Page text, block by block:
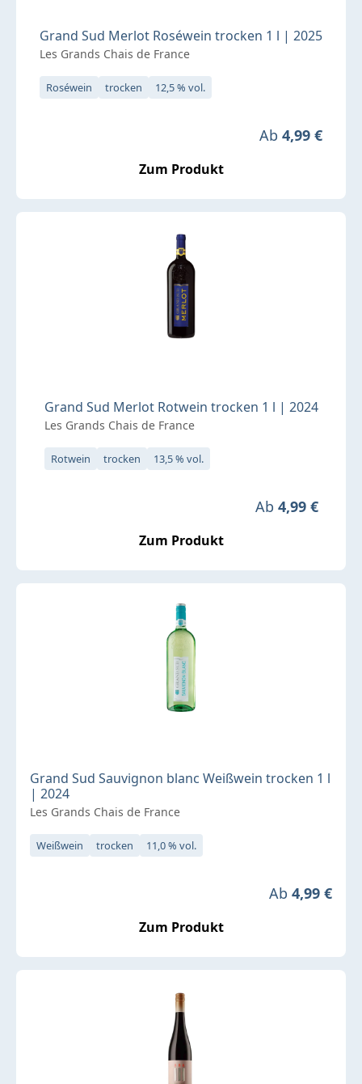
Grand Sud Merlot Roséwein trocken 1 l | 2025
Les Grands Chais de France
Roséwein trocken 12,5 % vol.
Regulärer
Ab 4,99 €
Zum Produkt
Grand Sud Merlot Rotwein trocken 1 l | 2024
Les Grands Chais de France
Rotwein trocken 13,5 % vol.
Regulärer Preis:
Ab 4,99 €
Zum Produkt
Grand Sud Sauvignon blanc Weißwein trocken 1 l
| 2024
Les Grands Chais de France
Weißwein trocken 11,0 % vol.
Regulärer
Ab 4,99 €
Zum Produkt